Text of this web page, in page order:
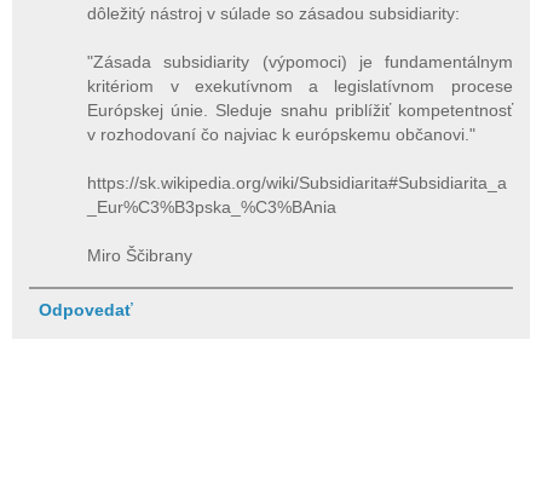
dôležitý nástroj v súlade so zásadou subsidiarity:
"Zásada subsidiarity (výpomoci) je fundamentálnym
kritériom v exekutívnom a legislatívnom procese
Európskej únie. Sleduje snahu priblížiť kompetentnosť
v rozhodovaní čo najviac k európskemu občanovi."
https://sk.wikipedia.org/wiki/Subsidiarita#Subsidiarita_a
_Eur%C3%B3pska_%C3%BAnia
Miro Ščibrany
Odpovedať